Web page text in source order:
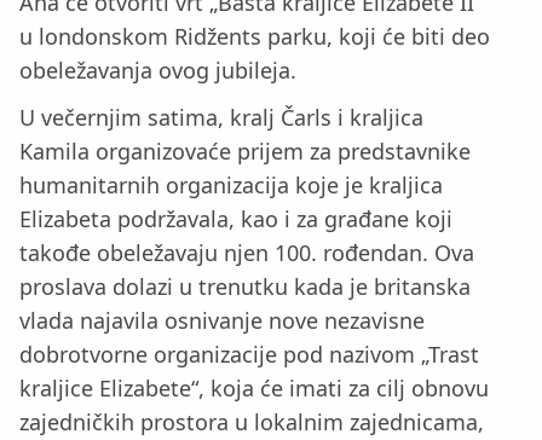
u londonskom Ridžents parku, koji će biti deo
obeležavanja ovog jubileja.
U večernjim satima, kralj Čarls i kraljica
Kamila organizovaće prijem za predstavnike
humanitarnih organizacija koje je kraljica
Elizabeta podržavala, kao i za građane koji
takođe obeležavaju njen 100. rođendan. Ova
proslava dolazi u trenutku kada je britanska
vlada najavila osnivanje nove nezavisne
dobrotvorne organizacije pod nazivom „Trast
kraljice Elizabete“, koja će imati za cilj obnovu
zajedničkih prostora u lokalnim zajednicama,